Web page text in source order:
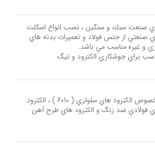
صنعت سبك و سنگين ، نصب انواع اسكلت
صنعتي از جنس فولاد و تعميرات بدنه هاي
و غيره مناسب مي باشد.
براي جوشكاري الكترود و تيگ
مخصوص الكترود هاي سلولزي ( 6010 ) ، الكترود
فولادي ضد زنگ و الكترود هاي طرح آهن